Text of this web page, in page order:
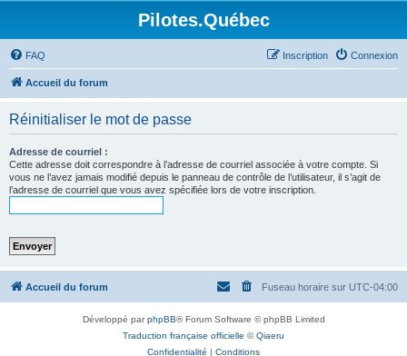
Pilotes.Québec
FAQ Connexion
Inscription
Accueil du forum
Réinitialiser le mot de passe
Adresse de courriel :
Cette adresse doit correspondre à l’adresse de courriel associée à votre compte. Si
vous ne l’avez jamais modifié depuis le panneau de contrôle de l’utilisateur, il s’agit de
l’adresse de courriel que vous avez spécifiée lors de votre inscription.
Accueil du forum Fuseau horaire sur UTC-04:00
Développé parphpBB® Forum Software © phpBB Limited
Traduction française officielle ©Qiaeru
Confidentialité | Conditions